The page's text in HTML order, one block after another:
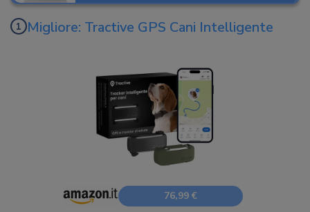
Migliore: Tractive GPS Cani Intelligente
76,99 €